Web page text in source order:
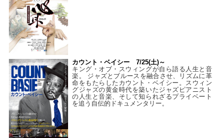
カウント・ベイシー 7/25(土)～
キング・オブ・スウィングが自ら語る人生と音
楽。 ジャズとブルースを融合させ、リズムに革
命をもたらしたカウント・ベイシー。スウィン
グジャズの黄金時代を築いたジャズピアニスト
の人生と音楽、そして知られざるプライベート
を追う自伝的ドキュメンタリー。